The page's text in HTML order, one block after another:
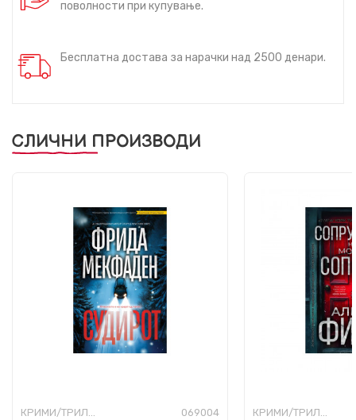
поволности при купување.
Бесплатна достава за нарачки над 2500 денари.
СЛИЧНИ ПРОИЗВОДИ
КРИМИ/ТРИЛЕР 069004 КРИМИ/ТРИЛЕР